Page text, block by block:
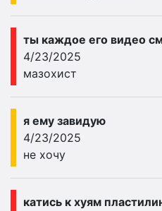
ты каждое его видео
4/23/2025
мазохист
я ему завидую
4/23/2025
не хочу
катись к хуям